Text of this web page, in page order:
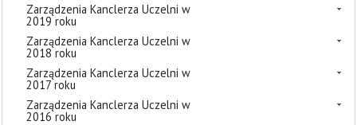
Zarządzenia Kanclerza Uczelni w
2019 roku
Zarządzenia Kanclerza Uczelni w
2018 roku
Zarządzenia Kanclerza Uczelni w
2017 roku
Zarządzenia Kanclerza Uczelni w
2016 roku